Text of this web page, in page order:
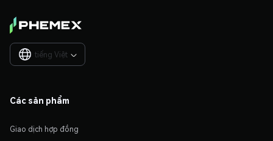
tiếng Việt 
Các sản phẩm
Giao dịch hợp đồng